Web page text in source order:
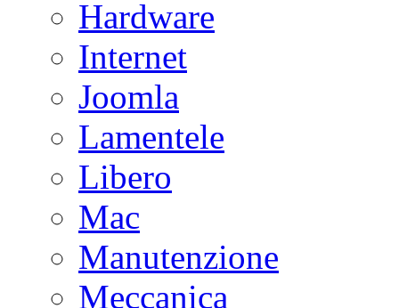
Hardware
Internet
Joomla
Lamentele
Libero
Mac
Manutenzione
Meccanica